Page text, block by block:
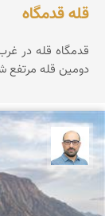
قله قدمگاه
دومین قله مرتفع